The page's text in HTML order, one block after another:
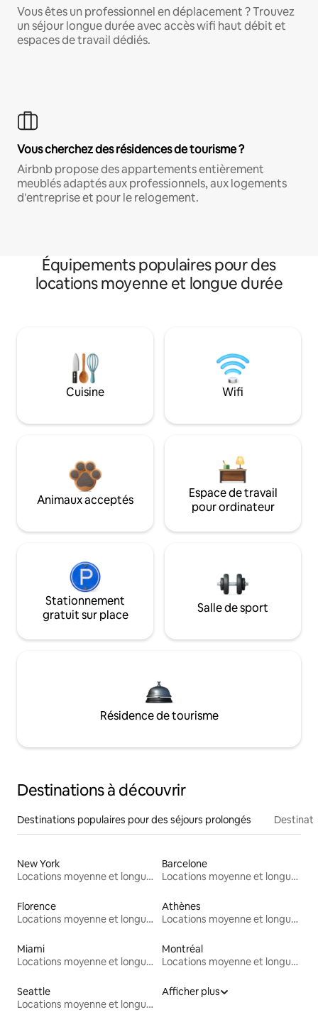
Vous êtes un professionnel en déplacement ? Trouvez
un séjour longue durée avec accès wifi haut débit et
espaces de travail dédiés.
Vous cherchez des résidences de tourisme ?
Airbnb propose des appartements entièrement
meublés adaptés aux professionnels, aux logements
d'entreprise et pour le relogement.
Équipements populaires pour des
locations moyenne et longue durée
Cuisine Wifi
Animaux acceptés
Espace de travail
pour ordinateur
Stationnement
gratuit sur place
Salle de sport
Résidence de tourisme
Destinations à découvrir
Destinations populaires pour des séjours prolongés
New York
Locations moyenne et longue durée
Barcelone
Locations moyenne et longue durée
Florence
Locations moyenne et longue durée
Athènes
Locations moyenne et longue durée
Miami
Locations moyenne et longue durée
Montréal
Locations moyenne et longue durée
Seattle
Locations moyenne et longue durée
Afficher plus